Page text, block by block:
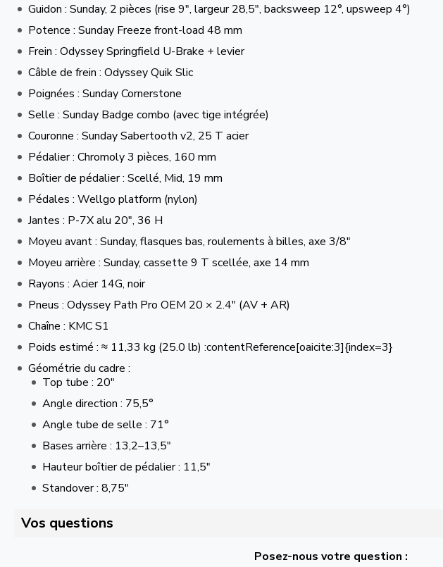
Guidon : Sunday, 2 pièces (rise 9″, largeur 28,5″, backsweep 12°, upsweep 4°)
Potence : Sunday Freeze front-load 48 mm
Frein : Odyssey Springfield U-Brake + levier
Câble de frein : Odyssey Quik Slic
Poignées : Sunday Cornerstone
Selle : Sunday Badge combo (avec tige intégrée)
Couronne : Sunday Sabertooth v2, 25 T acier
Pédalier : Chromoly 3 pièces, 160 mm
Boîtier de pédalier : Scellé, Mid, 19 mm
Pédales : Wellgo platform (nylon)
Jantes : P-7X alu 20″, 36 H
Moyeu avant : Sunday, flasques bas, roulements à billes, axe 3/8″
Moyeu arrière : Sunday, cassette 9 T scellée, axe 14 mm
Rayons : Acier 14G, noir
Pneus : Odyssey Path Pro OEM 20 × 2.4″ (AV + AR)
Chaîne : KMC S1
Poids estimé : ≈ 11,33 kg (25.0 lb) :contentReference[oaicite:3]{index=3}
Géométrie du cadre :
Top tube : 20″
Angle direction : 75,5°
Angle tube de selle : 71°
Bases arrière : 13,2–13,5″
Hauteur boîtier de pédalier : 11,5″
Standover : 8,75″
Vos questions
Posez-nous votre question :